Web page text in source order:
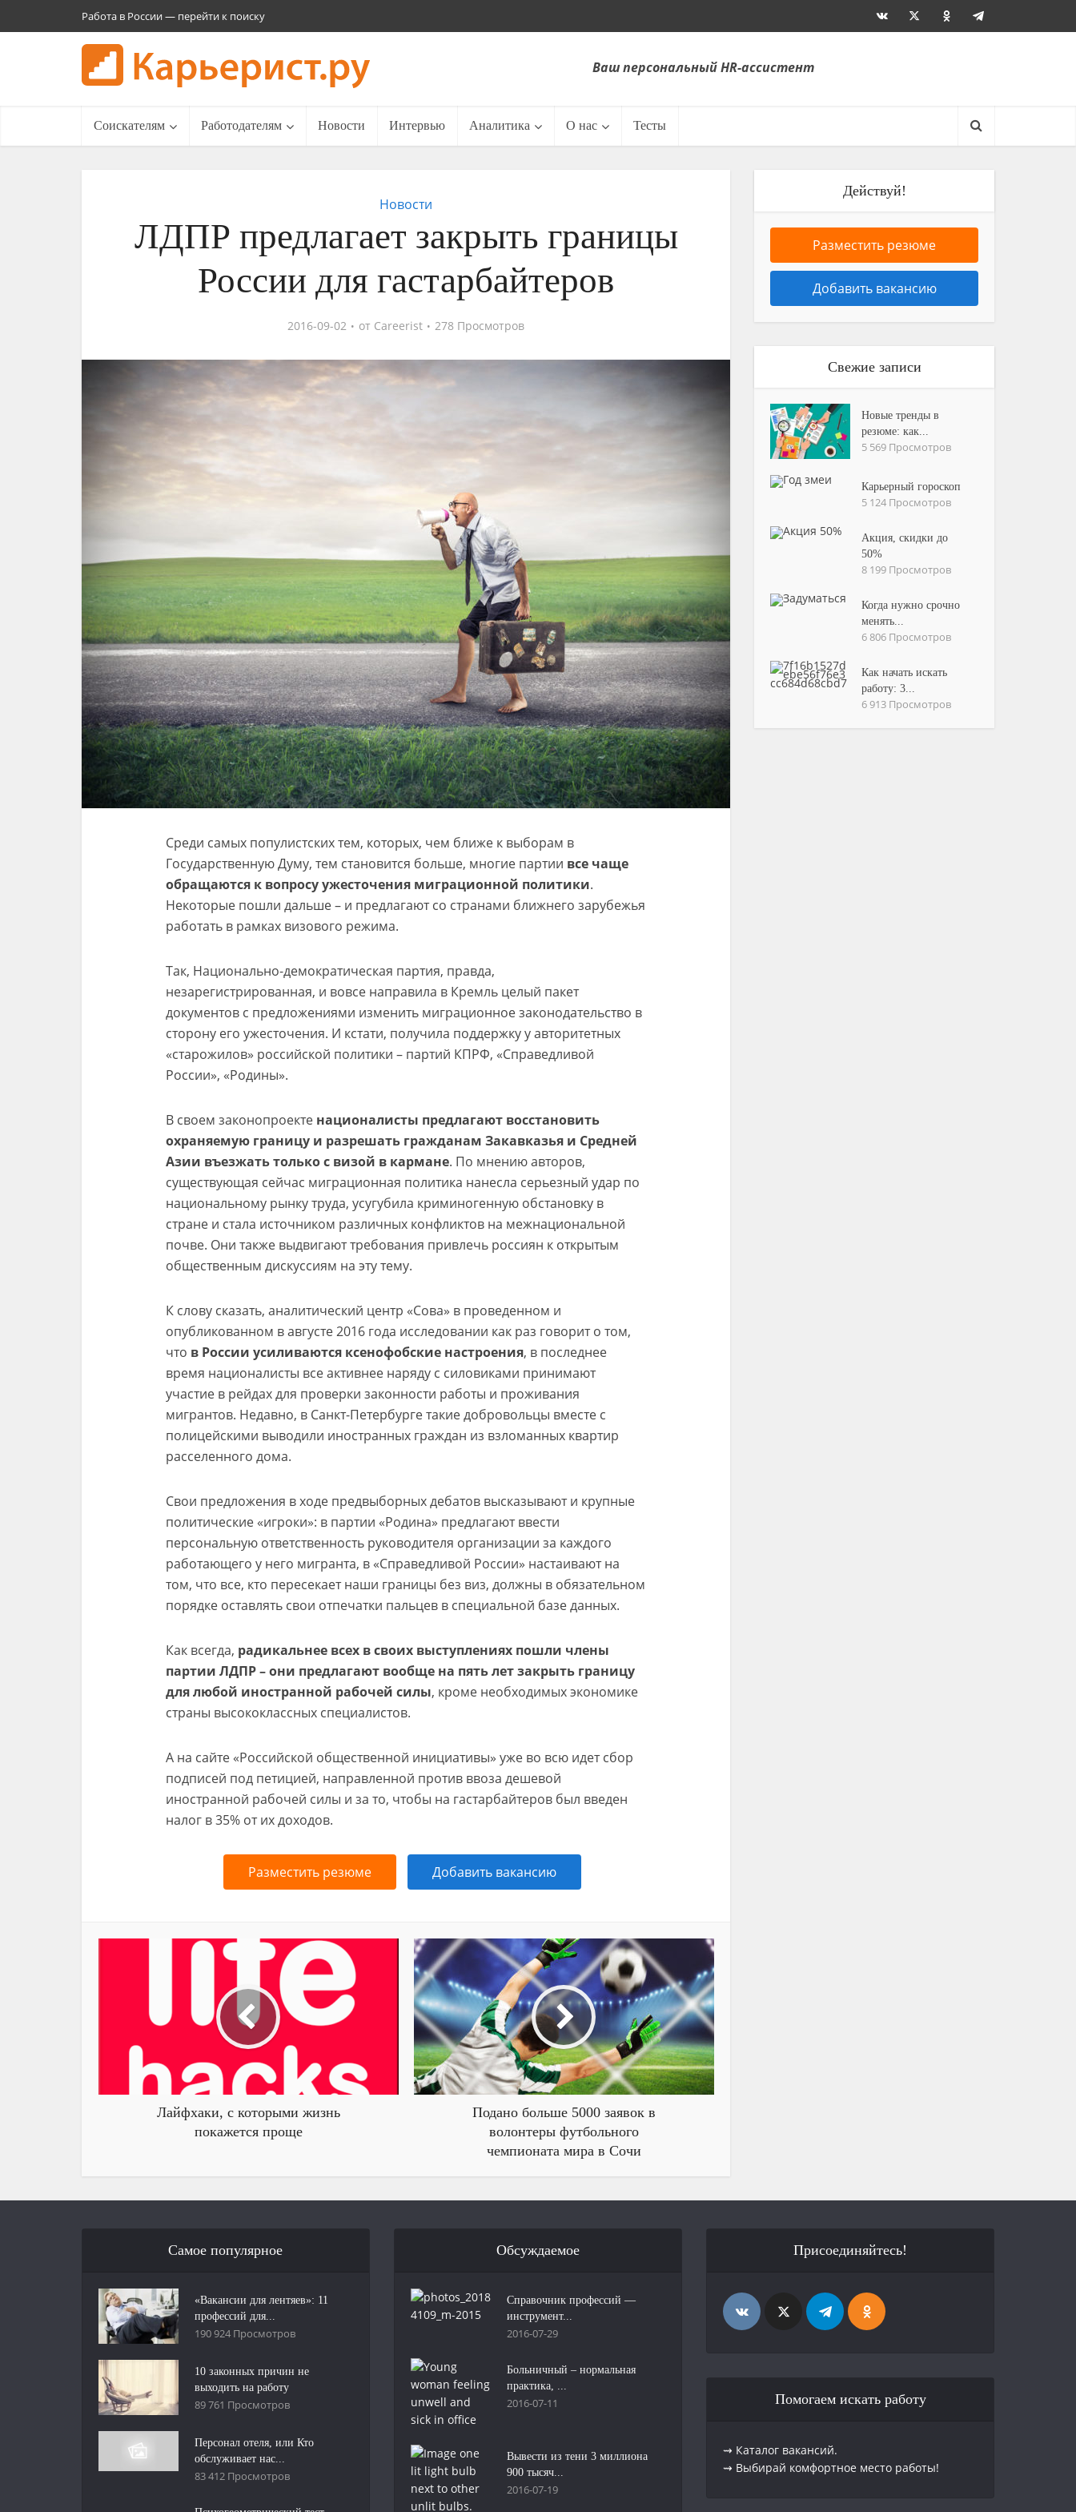
Работа в России — перейти к поиску
Ваш персональный HR-ассистент
Соискателям Работодателям Новости Интервью Аналитика О нас Тесты
Новости
ЛДПР предлагает закрыть границы
России для гастарбайтеров
2016-09-02 от Careerist 278 Просмотров
Среди самых популистских тем, которых, чем ближе к выборам в
Государственную Думу, тем становится больше, многие партии все чаще
обращаются к вопросу ужесточения миграционной политики.
Некоторые пошли дальше – и предлагают со странами ближнего зарубежья
работать в рамках визового режима.
Так, Национально-демократическая партия, правда,
незарегистрированная, и вовсе направила в Кремль целый пакет
документов с предложениями изменить миграционное законодательство в
сторону его ужесточения. И кстати, получила поддержку у авторитетных
«старожилов» российской политики – партий КПРФ, «Справедливой
России», «Родины».
В своем законопроекте националисты предлагают восстановить
охраняемую границу и разрешать гражданам Закавказья и Средней
Азии въезжать только с визой в кармане. По мнению авторов,
существующая сейчас миграционная политика нанесла серьезный удар по
национальному рынку труда, усугубила криминогенную обстановку в
стране и стала источником различных конфликтов на межнациональной
почве. Они также выдвигают требования привлечь россиян к открытым
общественным дискуссиям на эту тему.
К слову сказать, аналитический центр «Сова» в проведенном и
опубликованном в августе 2016 года исследовании как раз говорит о том,
что в России усиливаются ксенофобские настроения, в последнее
время националисты все активнее наряду с силовиками принимают
участие в рейдах для проверки законности работы и проживания
мигрантов. Недавно, в Санкт-Петербурге такие добровольцы вместе с
полицейскими выводили иностранных граждан из взломанных квартир
расселенного дома.
Свои предложения в ходе предвыборных дебатов высказывают и крупные
политические «игроки»: в партии «Родина» предлагают ввести
персональную ответственность руководителя организации за каждого
работающего у него мигранта, в «Справедливой России» настаивают на
том, что все, кто пересекает наши границы без виз, должны в обязательном
порядке оставлять свои отпечатки пальцев в специальной базе данных.
Как всегда, радикальнее всех в своих выступлениях пошли члены
партии ЛДПР – они предлагают вообще на пять лет закрыть границу
для любой иностранной рабочей силы, кроме необходимых экономике
страны высококлассных специалистов.
А на сайте «Российской общественной инициативы» уже во всю идет сбор
подписей под петицией, направленной против ввоза дешевой
иностранной рабочей силы и за то, чтобы на гастарбайтеров был введен
налог в 35% от их доходов.
Разместить резюме Добавить вакансию
Лайфхаки, с которыми жизнь
покажется проще
Подано больше 5000 заявок в
волонтеры футбольного
чемпионата мира в Сочи
Действуй!
Разместить резюме
Добавить вакансию
Свежие записи
Новые тренды в
резюме: как...
5 569 Просмотров
Карьерный гороскоп
5 124 Просмотров
Акция, скидки до
50%
8 199 Просмотров
Когда нужно срочно
менять...
6 806 Просмотров
Как начать искать
работу: 3...
6 913 Просмотров
Самое популярное
«Вакансии для лентяев»: 11
профессий для...
190 924 Просмотров
10 законных причин не
выходить на работу
89 761 Просмотров
Персонал отеля, или Кто
обслуживает нас...
83 412 Просмотров
Обсуждаемое
Справочник профессий —
инструмент...
2016-07-29
Больничный – нормальная
практика, ...
2016-07-11
Вывести из тени 3 миллиона
900 тысяч...
2016-07-19
Присоединяйтесь!
Помогаем искать работу
⇝ Каталог вакансий.
⇝ Выбирай комфортное место работы!